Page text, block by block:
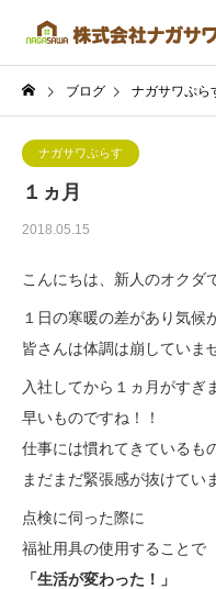
ブログ ナガサワぷら
ナガサワぷらす
１ヵ月
2018.05.15
こんにちは、新人のオクダ
１日の寒暖の差があり気候
皆さんは体調は崩していま
入社してから１ヵ月がすぎ
早いものですね！！
仕事には慣れてきているも
まだまだ緊張感が抜けてい
点検に伺った際に
福祉用具の使用することで
「生活が変わった！」